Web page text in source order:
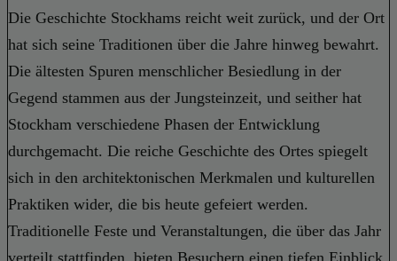
Die Geschichte Stockhams reicht weit zurück, und der Ort
hat sich seine Traditionen über die Jahre hinweg bewahrt.
Die ältesten Spuren menschlicher Besiedlung in der
Gegend stammen aus der Jungsteinzeit, und seither hat
Stockham verschiedene Phasen der Entwicklung
durchgemacht. Die reiche Geschichte des Ortes spiegelt
sich in den architektonischen Merkmalen und kulturellen
Praktiken wider, die bis heute gefeiert werden.
Traditionelle Feste und Veranstaltungen, die über das Jahr